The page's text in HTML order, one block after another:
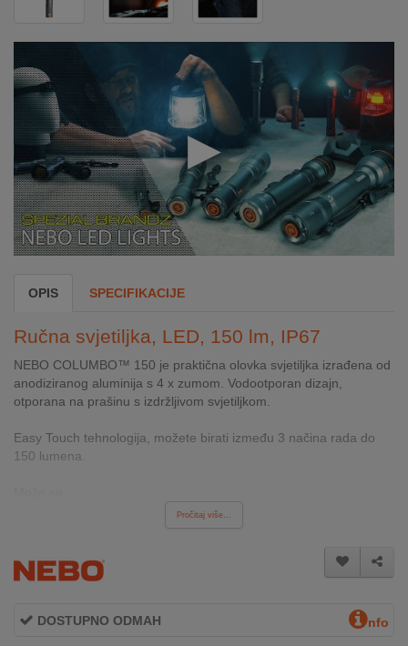
PC
&
GAME
INTERNO
MOJ
NOVO
PONUDI
SERVIS
OPIS SPECIFIKACIJE
Ručna svjetiljka, LED, 150 lm, IP67
NEBO COLUMBO™ 150 je praktična olovka svjetiljka izrađena od
anodiziranog aluminija s 4 x zumom. Vodootporan dizajn,
otporana na prašinu s izdržljivom svjetiljkom.
Easy Touch tehnologija, možete birati između 3 načina rada do
150 lumena.
Pročitaj više...
DOSTUPNO ODMAH nfo